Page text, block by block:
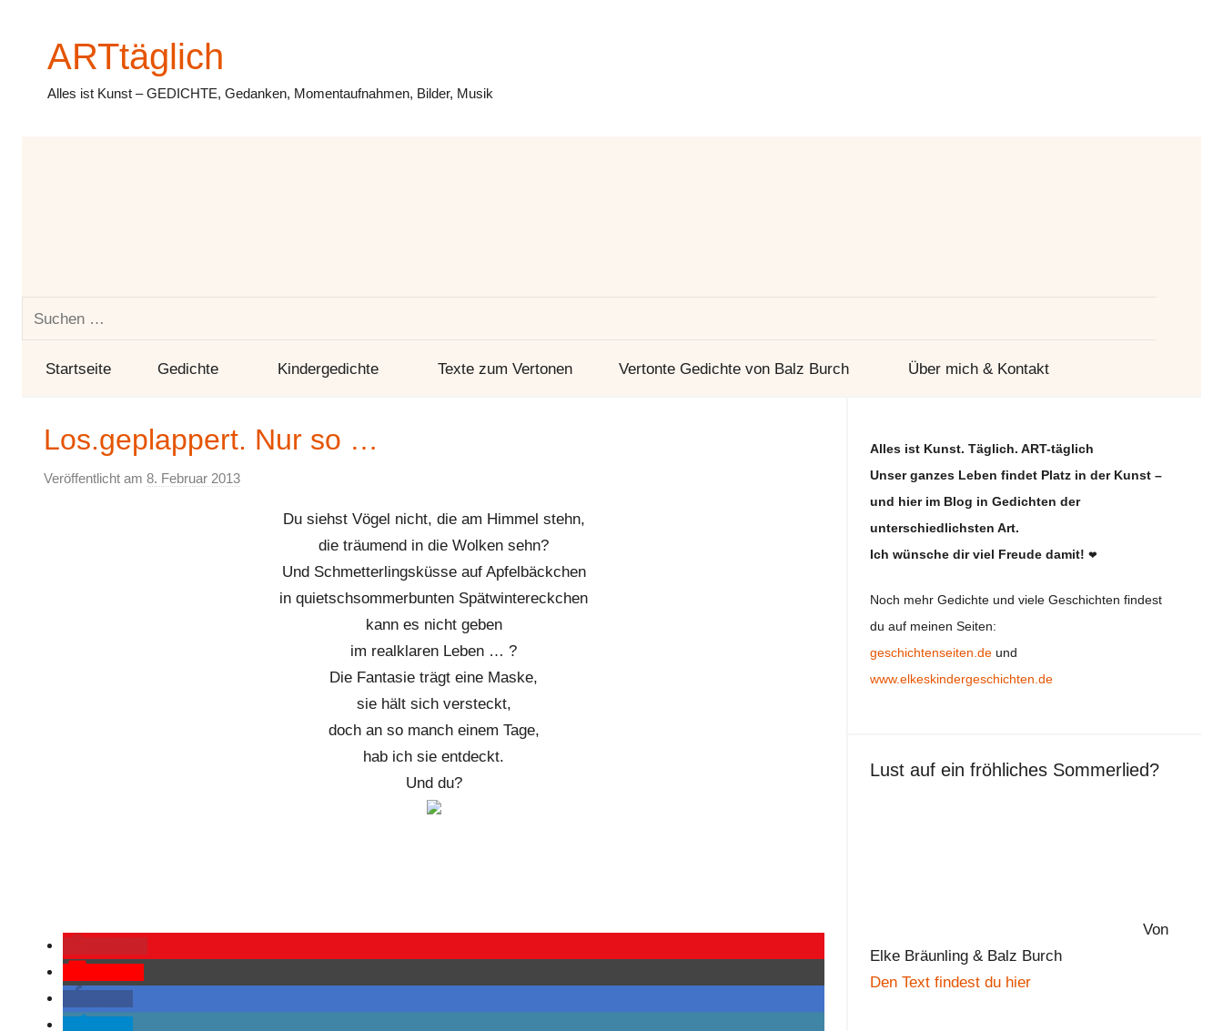
Inhalt
springen
ARTtäglich
Alles ist Kunst – GEDICHTE, Gedanken, Momentaufnahmen, Bilder, Musik
Suchen
Startseite
Gedichte Kindergedichte Texte zum Vertonen Vertonte Gedichte von Balz Burch Über mich & Kontakt
Los.geplappert. Nur so …
Veröffentlicht am 8. Februar 2013
Du siehst Vögel nicht, die am Himmel stehn,
die träumend in die Wolken sehn?
Und Schmetterlingsküsse auf Apfelbäckchen
in quietschsommerbunten Spätwintereckchen
kann es nicht geben
im realklaren Leben … ?
Die Fantasie trägt eine Maske,
sie hält sich versteckt,
doch an so manch einem Tage,
hab ich sie entdeckt.
Und du?
Alles ist Kunst. Täglich. ART-täglich
Unser ganzes Leben findet Platz in der Kunst –
und hier im Blog in Gedichten der
unterschiedlichsten Art.
Ich wünsche dir viel Freude damit! ❤
Noch mehr Gedichte und viele Geschichten findest
du auf meinen Seiten:
geschichtenseiten.deund
www.elkeskindergeschichten.de
Lust auf ein fröhliches Sommerlied?
Von
Elke Bräunling & Balz Burch
Den Text findest du hier